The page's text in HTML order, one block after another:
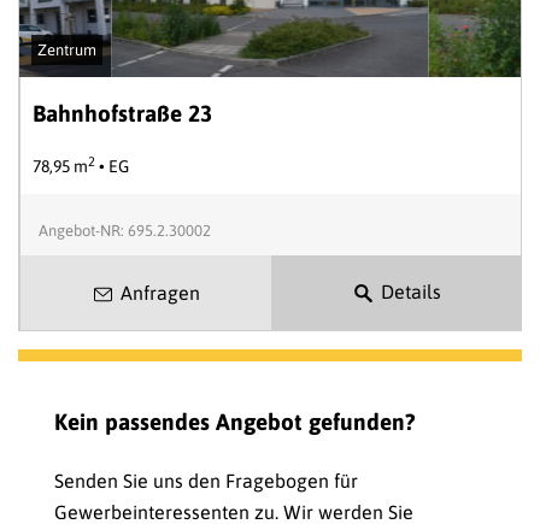
Zentrum
Bahnhofstraße 23
78,95 m2 • EG
Angebot-NR: 695.2.30002
Anfragen Details
Kein passendes Angebot gefunden?
Senden Sie uns den Fragebogen für
Gewerbeinteressenten zu. Wir werden Sie